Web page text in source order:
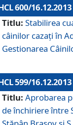
600/16.12.2013
Titlu: Stabilirea
câinilor cazaţi în
Gestionarea
599/16.12.2013
Titlu: Aprobarea
de închiriere între